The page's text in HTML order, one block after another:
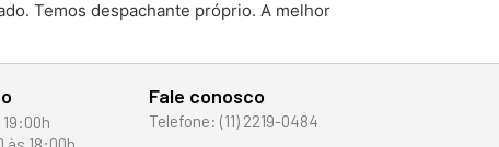
Temos despachante próprio. A melhor
Fale conosco
Telefone: (11) 2219-0484